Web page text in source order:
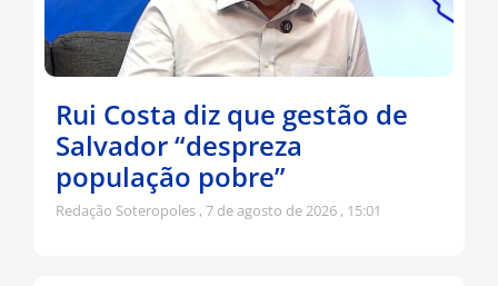
Rui Costa diz que gestão de
Salvador “despreza
população pobre”
Redação Soteropoles 7 de agosto de 2026 15:01